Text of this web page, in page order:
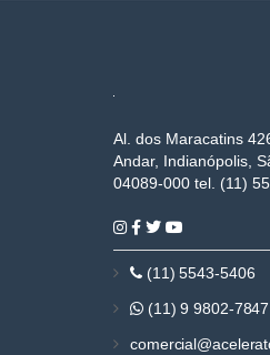
Al. dos Maracatins
Andar, Indianópolis,
04089-000 tel. (11)
(11) 5543-5406
(11) 9 9802-7847